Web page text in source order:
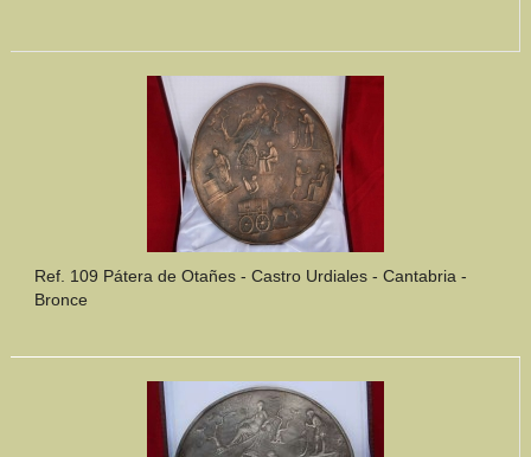
Ref. 109 Pátera de Otañes - Castro Urdiales - Cantabria -
Bronce